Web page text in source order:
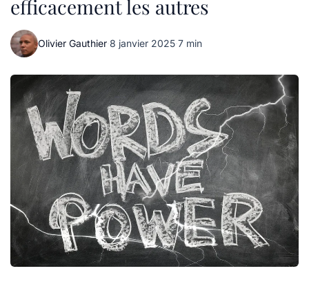
efficacement les autres
Olivier Gauthier·8 janvier 2025·7 min